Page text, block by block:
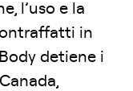
l’uso e la
in
detiene i